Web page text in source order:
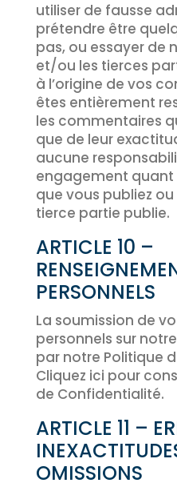
utiliser de fausse
prétendre être
pas, ou essayer de
et/ou les tierces
à l’origine de vos
êtes entièrement
les commentaires
que de leur
aucune
engagement
que vous publiez
tierce partie publie.
ARTICLE 10 –
PERSONNELS
La soumission de
personnels sur
par notre Politique
Cliquez ici pour
de Confidentialité.
ARTICLE 11 –
OMISSIONS